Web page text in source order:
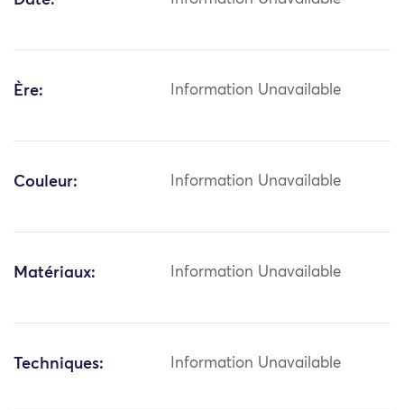
Ère: Information Unavailable
Couleur: Information Unavailable
Matériaux: Information Unavailable
Techniques: Information Unavailable